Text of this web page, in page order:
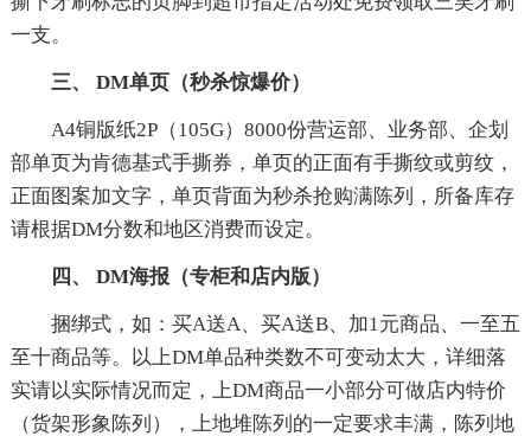
一支。
三、 DM单页（秒杀惊爆价）
A4铜版纸2P（105G）8000份营运部、业务部、企划
部单页为肯德基式手撕券，单页的正面有手撕纹或剪纹，
正面图案加文字，单页背面为秒杀抢购满陈列，所备库存
请根据DM分数和地区消费而设定。
四、 DM海报（专柜和店内版）
捆绑式，如：买A送A、买A送B、加1元商品、一至五
至十商品等。以上DM单品种类数不可变动太大，详细落
实请以实际情况而定，上DM商品一小部分可做店内特价
（货架形象陈列），上地堆陈列的一定要求丰满，陈列地